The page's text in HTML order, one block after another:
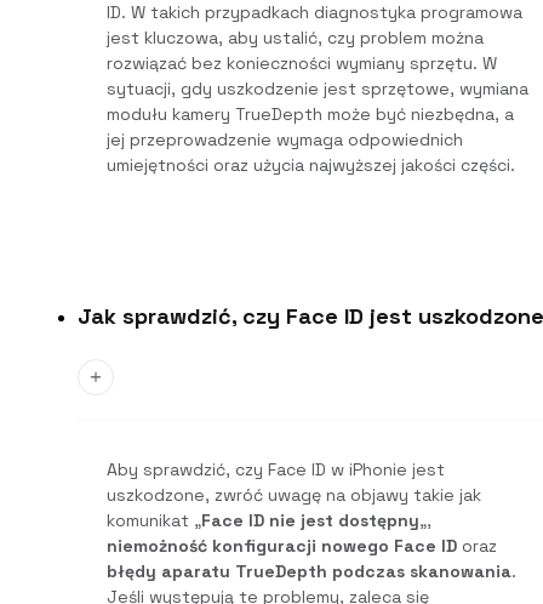
ID. W takich przypadkach diagnostyka programowa
jest kluczowa, aby ustalić, czy problem można
rozwiązać bez konieczności wymiany sprzętu. W
sytuacji, gdy uszkodzenie jest sprzętowe, wymiana
modułu kamery TrueDepth może być niezbędna, a
jej przeprowadzenie wymaga odpowiednich
umiejętności oraz użycia najwyższej jakości części.
Jak sprawdzić, czy Face ID jest
Aby sprawdzić, czy Face ID w iPhonie jest
uszkodzone, zwróć uwagę na objawy takie jak
komunikat „Face ID nie jest dostępny„,
niemożność konfiguracji nowego Face ID oraz
błędy aparatu TrueDepth podczas skanowania.
Jeśli występują te problemy, zaleca się